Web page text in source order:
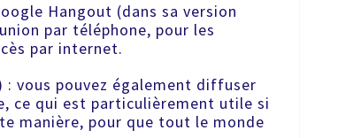
Hangout (dans sa version
par téléphone, pour les
par internet.
vous pouvez également diffuser
ce qui est particulièrement utile si
manière, pour que tout le monde